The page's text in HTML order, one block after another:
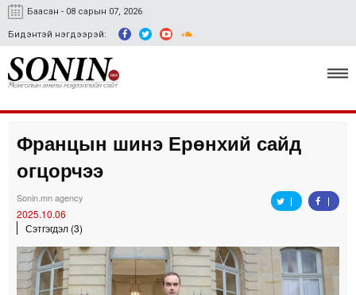
Баасан - 08 сарын 07, 2026
Бидэнтэй нэгдээрэй:
Улс төр, эдийн засаг
Спорт
Easy news
Францын шинэ Ерөнхий сайд
огцорчээ
Sonin.mn agency
2025.10.06
Сэтгэгдэл (3)